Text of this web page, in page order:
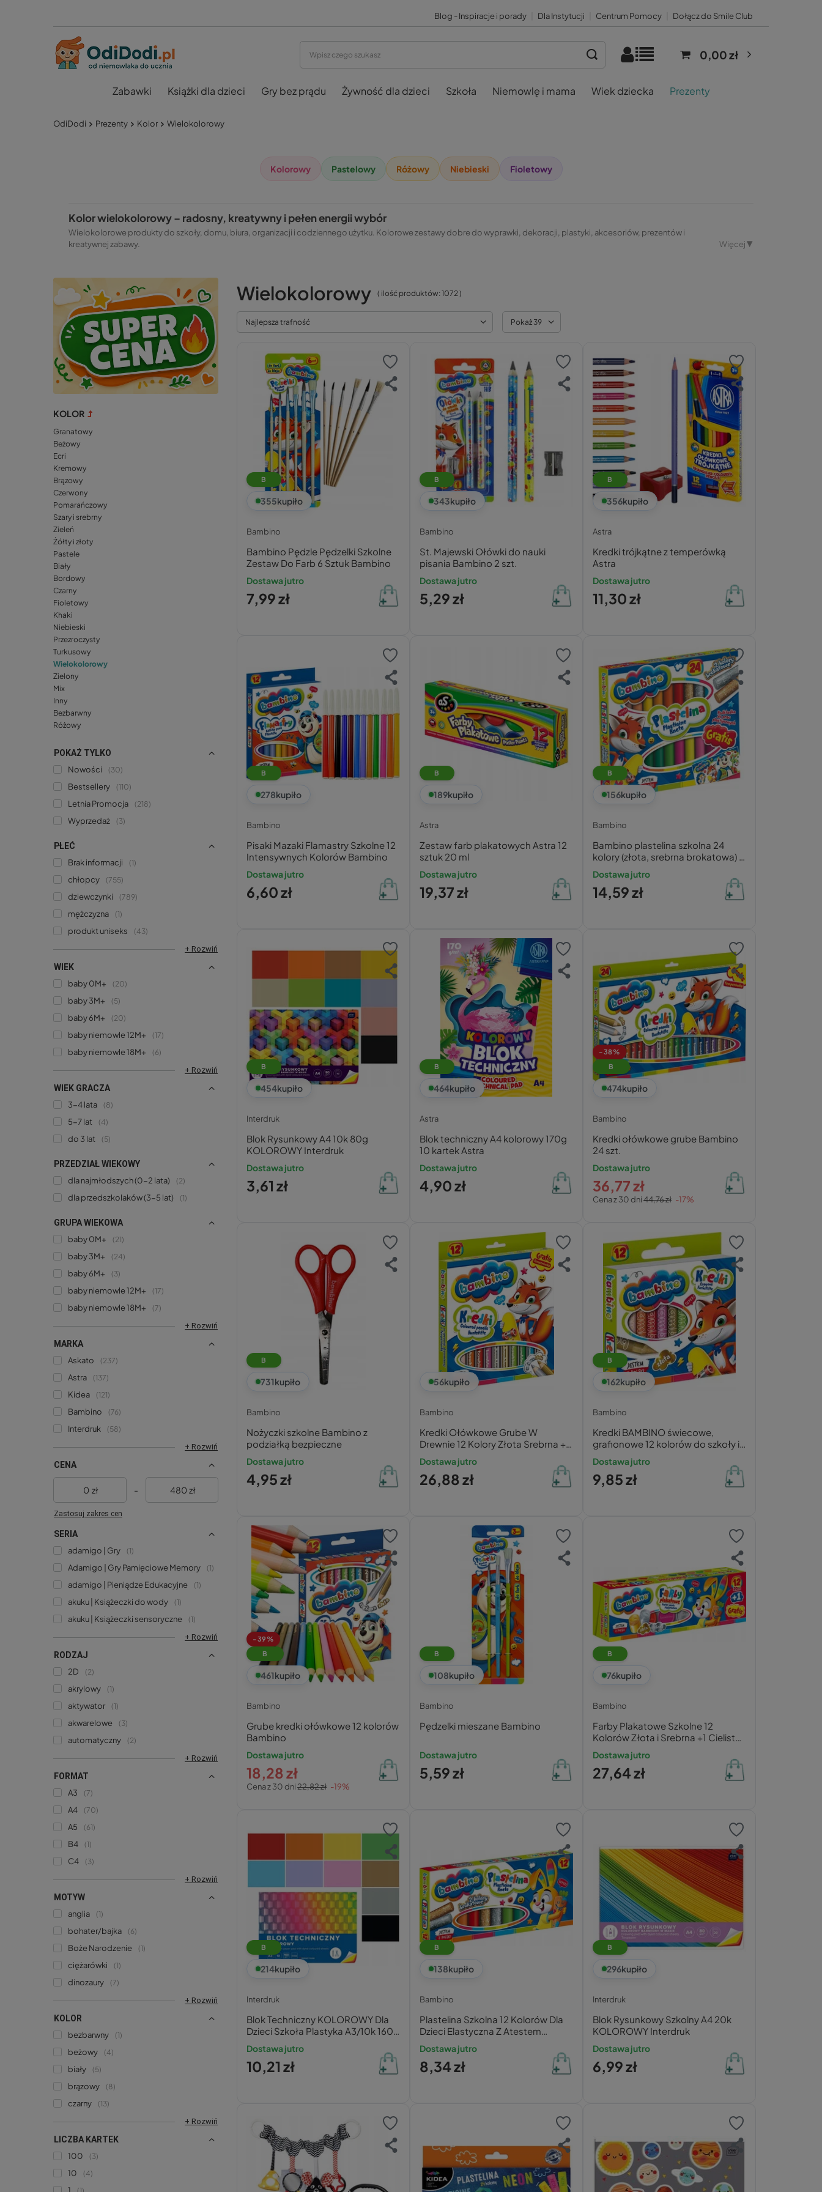
Blog - Inspiracje i porady Dla Instytucji Centrum Pomocy Dołącz do Smile Club
0,00 zł
Zabawki Książki dla dzieci Gry bez prądu Żywność dla dzieci Szkoła Niemowlę i mama Wiek dziecka Prezenty
OdiDodi Prezenty Kolor Wielokolorowy
Kolorowy Pastelowy Różowy Niebieski Fioletowy
Kolor wielokolorowy – radosny, kreatywny i pełen energii wybór
Wielokolorowe produkty do szkoły, domu, biura, organizacji i codziennego użytku. Kolorowe zestawy dobre do wyprawki, dekoracji, plastyki, akcesoriów, prezentów i
kreatywnej zabawy.
Więcej ▼
Radosny wygląd:
Kreatywny charakter:
KOLOR
Granatowy
Beżowy
Ecri
Kremowy
Brązowy
Czerwony
Pomarańczowy
Szary i srebrny
Zieleń
Żółty i złoty
Pastele
Biały
Bordowy
Czarny
Fioletowy
Khaki
Niebieski
Przezroczysty
Turkusowy
Wielokolorowy
Zielony
Mix
Inny
Bezbarwny
Różowy
POKAŻ TYLKO
Nowości
30
Bestsellery 110
Letnia Promocja 218
Wyprzedaż 3
PŁEĆ
Brak informacji
1
chłopcy 755
dziewczynki 789
mężczyzna 1
produkt uniseks
43
+ Rozwiń
WIEK
baby 0M+
20
baby 3M+ 5
baby 6M+ 20
baby niemowle 12M+ 17
baby niemowle 18M+
6
+ Rozwiń
WIEK GRACZA
3-4 lata
8
5-7 lat 4
do 3 lat 5
PRZEDZIAŁ WIEKOWY
dla najmłodszych (0-2 lata)
2
dla przedszkolaków (3-5 lat) 1
GRUPA WIEKOWA
baby 0M+
21
baby 3M+ 24
baby 6M+ 3
baby niemowle 12M+ 17
baby niemowle 18M+
7
+ Rozwiń
MARKA
Askato
237
Astra 137
Kidea 121
Bambino 76
Interdruk
58
+ Rozwiń
CENA
zł - zł
Zastosuj zakres cen
SERIA
adamigo | Gry
1
Adamigo | Gry Pamięciowe Memory 1
adamigo | Pieniądze Edukacyjne 1
akuku | Książeczki do wody 1
akuku | Książeczki sensoryczne
1
+ Rozwiń
RODZAJ
2D
2
akrylowy 1
aktywator 1
akwarelowe 3
automatyczny
2
+ Rozwiń
FORMAT
A3
7
A4 70
A5 61
B4 1
C4
3
+ Rozwiń
MOTYW
anglia
1
bohater/bajka 6
Boże Narodzenie 1
ciężarówki 1
dinozaury
7
+ Rozwiń
KOLOR
bezbarwny
1
beżowy 4
biały 5
brązowy 8
czarny
13
+ Rozwiń
LICZBA KARTEK
100
3
10 4
1
Wielokolorowy ( ilość produktów: 1072 )
Najlepsza trafność Pokaż 39
B
355kupiło
Bambino
Bambino Pędzle Pędzelki Szkolne
Zestaw Do Farb 6 Sztuk Bambino
Dostawa jutro
7,99 zł
B
343kupiło
Bambino
St. Majewski Ołówki do nauki
pisania Bambino 2 szt.
Dostawa jutro
5,29 zł
B
356kupiło
Astra
Kredki trójkątne z temperówką
Astra
Dostawa jutro
11,30 zł
B
278kupiło
Bambino
Pisaki Mazaki Flamastry Szkolne 12
Intensywnych Kolorów Bambino
Dostawa jutro
6,60 zł
B
189kupiło
Astra
Zestaw farb plakatowych Astra 12
sztuk 20 ml
Dostawa jutro
19,37 zł
B
156kupiło
Bambino
Bambino plastelina szkolna 24
kolory (złota, srebrna brokatowa) +
podkładka
Dostawa jutro
14,59 zł
B
454kupiło
Interdruk
Blok Rysunkowy A4 10k 80g
KOLOROWY Interdruk
Dostawa jutro
3,61 zł
B
464kupiło
Astra
Blok techniczny A4 kolorowy 170g
10 kartek Astra
Dostawa jutro
4,90 zł
-38%
B
474kupiło
Bambino
Kredki ołówkowe grube Bambino
24 szt.
Dostawa jutro
Cena z 30 dni44,76 zł -17%
36,77 zł
B
731kupiło
Bambino
Nożyczki szkolne Bambino z
podziałką bezpieczne
Dostawa jutro
4,95 zł
56kupiło
Bambino
Kredki Ołówkowe Grube W
Drewnie 12 Kolory Złota Srebrna +
Metalowa Temperówka
Dostawa jutro
26,88 zł
B
162kupiło
Bambino
Kredki BAMBINO świecowe,
grafionowe 12 kolorów do szkoły i
przedszkola
Dostawa jutro
9,85 zł
-39%
B
461kupiło
Bambino
Grube kredki ołówkowe 12 kolorów
Bambino
Dostawa jutro
Cena z 30 dni22,82 zł -19%
18,28 zł
B
108kupiło
Bambino
Pędzelki mieszane Bambino
Dostawa jutro
5,59 zł
B
76kupiło
Bambino
Farby Plakatowe Szkolne 12
Kolorów Złota i Srebrna +1 Cielista
20ml Bambino
Dostawa jutro
27,64 zł
B
214kupiło
Interdruk
Blok Techniczny KOLOROWY Dla
Dzieci Szkoła Plastyka A3/10k 160g
Interdruk
Dostawa jutro
10,21 zł
B
138kupiło
Bambino
Plastelina Szkolna 12 Kolorów Dla
Dzieci Elastyczna Z Atestem
Bambino
Dostawa jutro
8,34 zł
B
296kupiło
Interdruk
Blok Rysunkowy Szkolny A4 20k
KOLOROWY Interdruk
Dostawa jutro
6,99 zł